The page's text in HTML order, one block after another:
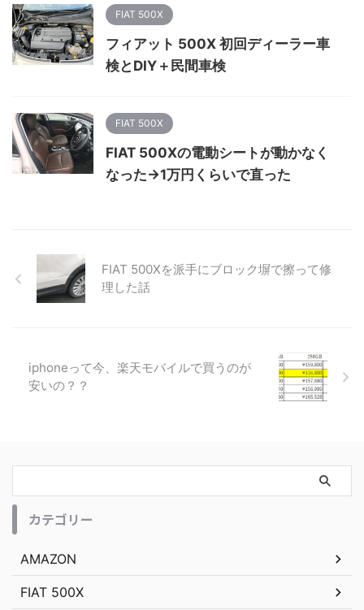
FIAT 500X
フィアット 500X 初回ディーラー車
検とDIY＋民間車検
FIAT 500X
FIAT 500Xの電動シートが動かなく
なった→1万円くらいで直った
FIAT 500Xを派手にブロック塀で擦って修
理した話
iphoneって今、楽天モバイルで買うのが
安いの？？
カテゴリー
AMAZON
FIAT 500X